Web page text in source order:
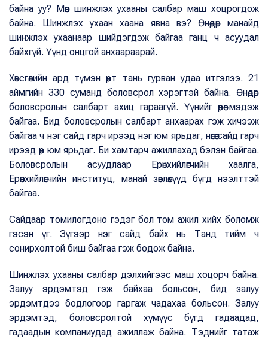
байна уу? Мөн шинжлэх ухааны салбар маш хоцрогдож
байна. Шинжлэх ухаан хаана явна вэ? Өнөөдөр манайд
шинжлэх ухаанаар шийдэгдэж байгаа ганц ч асуудал
байхгүй. Үүнд онцгой анхаараарай.
Хөвсгөлийн ард түмэн өөрт тань гурван удаа итгэлээ. 21
аймгийн 330 суманд боловсрол хэрэгтэй байна. Өнөөдөр
боловсролын салбарт ахиц гараагүй. Үүнийг өөрөө мэдэж
байгаа. Бид боловсролын салбарт анхаарах гэж хичээж
байгаа ч нэг сайд гарч ирээд нэг юм ярьдаг, нөгөө сайд гарч
ирээд өөр юм ярьдаг. Би хамтарч ажиллахад бэлэн байгаа.
Боловсролын асуудлаар Ерөнхийлөгчийн хаалга,
Ерөнхийлөгчийн институц, манай зөвлөхүүд бүгд нээлттэй
байгаа.
Сайдаар томилогдоно гэдэг бол том ажил хийх боломж
гэсэн үг. Зүгээр нэг сайд байх нь Танд тийм ч
сонирхолтой биш байгаа гэж бодож байна.
Шинжлэх ухааны салбар дэлхийгээс маш хоцорч байна.
Залуу эрдэмтэд гэж байхаа больсон, бид залуу
эрдэмтдээ бодлогоор гаргаж чадахаа больсон. Залуу
эрдэмтэд, боловсролтой хүмүүс бүгд гадаадад,
гадаадын компаниудад ажиллаж байна. Тэднийг татаж